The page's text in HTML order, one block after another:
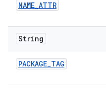
NAME_ATTR
String
PACKAGE_TAG